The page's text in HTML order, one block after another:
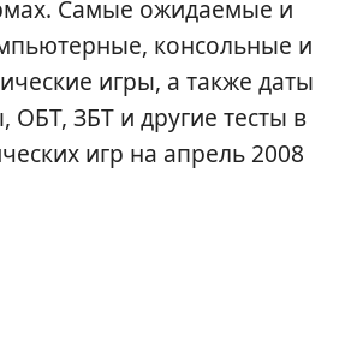
Самые ожидаемые и
консольные и
игры, а также даты
ОБТ, ЗБТ и другие тесты в
игр на апрель 2008